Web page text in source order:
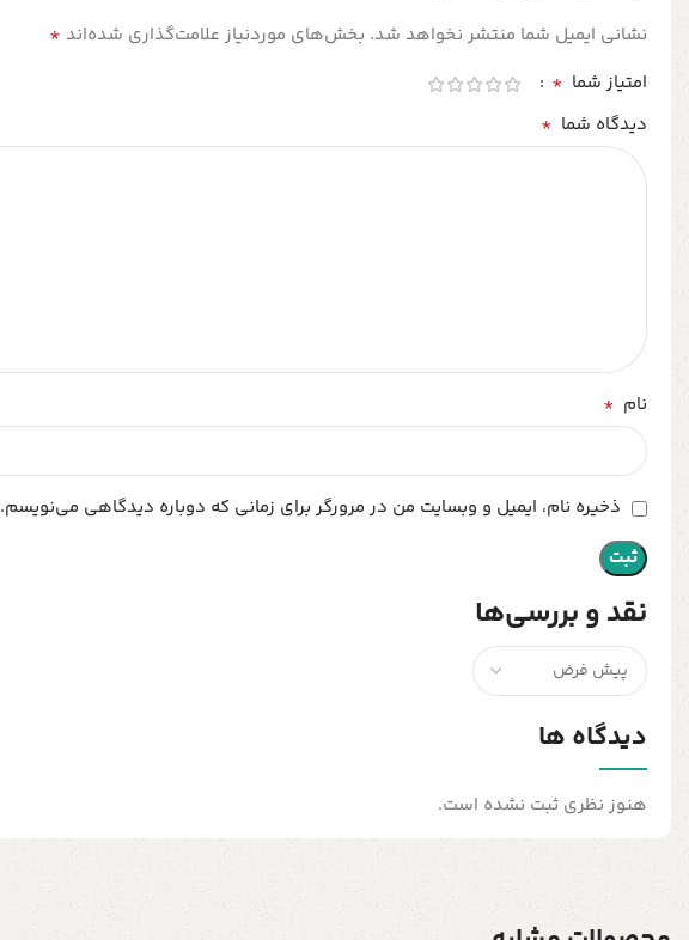
نقد و بررسی‌ها
دیدگاه ها
هنوز نظری ثبت نشده است.
نشانی ایمیل شما منتشر نخواهد شد. بخش‌های موردنیاز علامت‌گذاری شده‌اند *
امتیاز شما *
دیدگاه شما *
نام *
ذخیره نام، ایمیل و وبسایت من در مرورگر برای زمانی که دوباره دیدگاهی می‌نویسم.